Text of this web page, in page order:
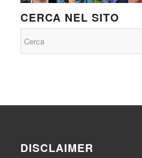
CERCA NEL SITO
DISCLAIMER